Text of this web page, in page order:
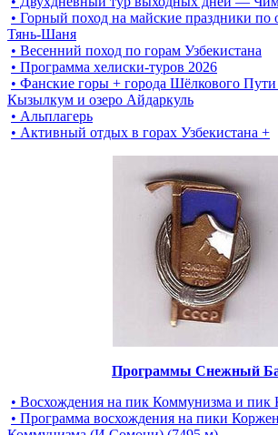
• Горный поход на майские праздники по
Тянь-Шаня
• Весенний поход по горам Узбекистана
• Программа хелиски-туров 2026
• Фанские горы + города Шёлкового
Кызылкум и озеро Айдаркуль
• Альплагерь
• Активный отдых в горах Узбекистана +
Программы Снежный
• Восхождения на пик Коммунизма и пик
• Программа восхождения на пики